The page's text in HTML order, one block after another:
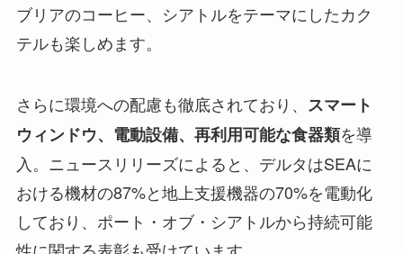
ブリアのコーヒー、シアトルをテーマにしたカク
テルも楽しめます。
さらに環境への配慮も徹底されており、 スマート
ウィンドウ、電動設備、再利用可能な食器類を導
入。ニュースリリーズによると、デルタはSEAに
おける機材の87%と地上支援機器の70%を電動化
しており、ポート・オブ・シアトルから持続可能